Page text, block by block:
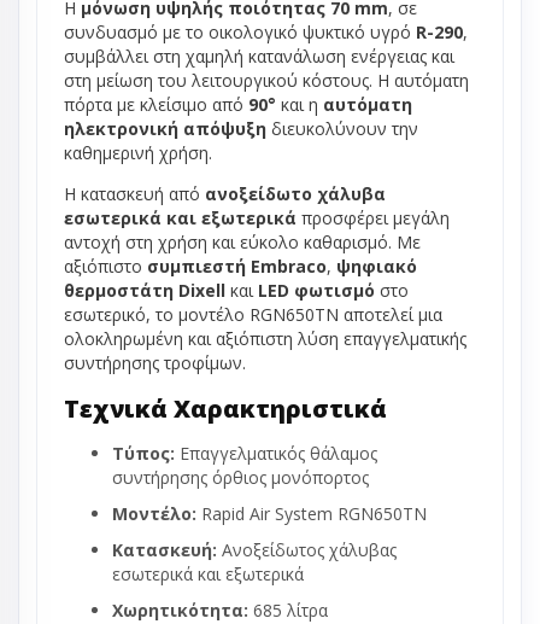
Η μόνωση υψηλής ποιότητας 70 mm, σε
συνδυασμό με το οικολογικό ψυκτικό υγρό R-290,
συμβάλλει στη χαμηλή κατανάλωση ενέργειας και
στη μείωση του λειτουργικού κόστους. Η αυτόματη
πόρτα με κλείσιμο από 90° και η αυτόματη
ηλεκτρονική απόψυξη διευκολύνουν την
καθημερινή χρήση.
Η κατασκευή από ανοξείδωτο χάλυβα
εσωτερικά και εξωτερικά προσφέρει μεγάλη
αντοχή στη χρήση και εύκολο καθαρισμό. Με
αξιόπιστο συμπιεστή Embraco, ψηφιακό
θερμοστάτη Dixell και LED φωτισμό στο
εσωτερικό, το μοντέλο RGN650TN αποτελεί μια
ολοκληρωμένη και αξιόπιστη λύση επαγγελματικής
συντήρησης τροφίμων.
Τεχνικά Χαρακτηριστικά
Τύπος: Επαγγελματικός θάλαμος
συντήρησης όρθιος μονόπορτος
Μοντέλο: Rapid Air System RGN650TN
Κατασκευή: Ανοξείδωτος χάλυβας
εσωτερικά και εξωτερικά
Χωρητικότητα: 685 λίτρα